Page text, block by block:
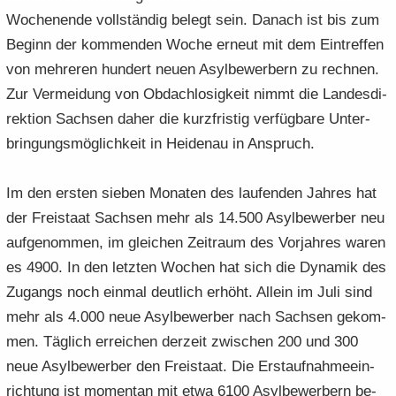
Wo­chen­en­de voll­stän­dig be­legt sein. Da­nach ist bis zum
Be­ginn der kom­men­den Woche er­neut mit dem Ein­tref­fen
von meh­re­ren hun­dert neuen Asyl­be­wer­bern zu rech­nen.
Zur Ver­mei­dung von Ob­dach­lo­sig­keit nimmt die Lan­des­di­
rek­ti­on Sach­sen daher die kurz­fris­tig ver­füg­ba­re Un­ter­
brin­gungs­mög­lich­keit in Hei­den­au in An­spruch.
Im den ers­ten sie­ben Mo­na­ten des lau­fen­den Jah­res hat
der Frei­staat Sach­sen mehr als 14.500 Asyl­be­wer­ber neu
auf­ge­nom­men, im glei­chen Zeit­raum des Vor­jah­res waren
es 4900. In den letz­ten Wo­chen hat sich die Dy­na­mik des
Zu­gangs noch ein­mal deut­lich er­höht. Al­lein im Juli sind
mehr als 4.000 neue Asyl­be­wer­ber nach Sach­sen ge­kom­
men. Täg­lich er­rei­chen der­zeit zwi­schen 200 und 300
neue Asyl­be­wer­ber den Frei­staat. Die Erst­auf­nah­me­ein­
rich­tung ist mo­men­tan mit etwa 6100 Asyl­be­wer­bern be­